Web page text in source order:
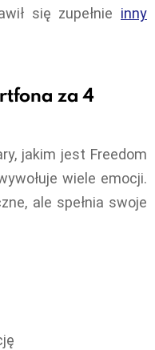
się zupełnie inny
za 4
jakim jest Freedom
wiele emocji.
ale spełnia swoje